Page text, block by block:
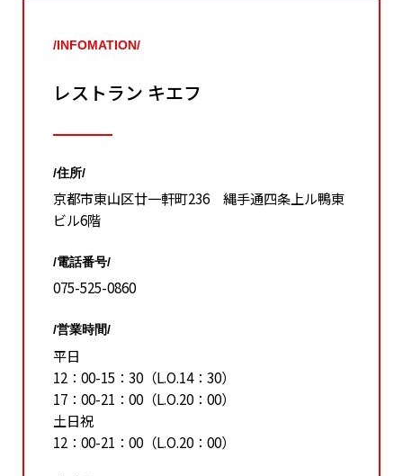
/INFOMATION/
レストラン キエフ
/住所/
京都市東山区廿一軒町236 縄手通四条上ル鴨東
ビル6階
/電話番号/
075-525-0860
/営業時間/
平日
12：00-15：30（L.O.14：30）
17：00-21：00（L.O.20：00）
土日祝
12：00-21：00（L.O.20：00）